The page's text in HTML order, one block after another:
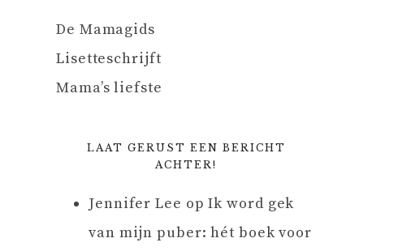
De Mamagids
Lisetteschrijft
Mama’s liefste
LAAT GERUST EEN BERICHT
ACHTER!
Jennifer Lee opIk word gek
van mijn puber: hét boek voor